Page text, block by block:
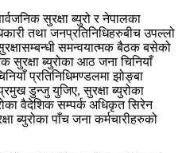
सुरक्षा ब्युरो र नेपालका
तथा जनप्रतिनिधिहरुबीच उपल्लो
समन्वयात्मक बैठक बसेको
सुरक्षा ब्युरोका आठ जना चिनियाँ
प्रतिनिधिमण्डलमा झोङ्बा
डुन्जु युजिए, सुरक्षा ब्युरोका
वैदेशिक सम्पर्क अधिकृत सिरेन
ब्युरोका पाँच जना कर्मचारीहरुको